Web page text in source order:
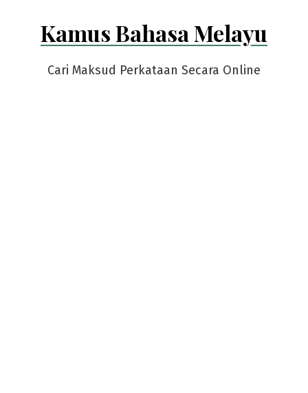
Kamus Bahasa Melayu
Cari Maksud Perkataan Secara Online